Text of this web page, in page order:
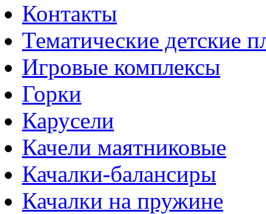
Контакты
Тематические детские
Игровые комплексы
Горки
Карусели
Качели маятниковые
Качалки-балансиры
Качалки на пружине